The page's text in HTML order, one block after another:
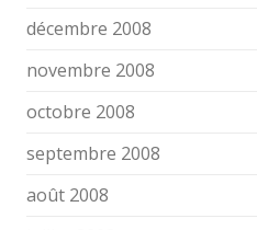
décembre 2008
novembre 2008
octobre 2008
septembre 2008
août 2008